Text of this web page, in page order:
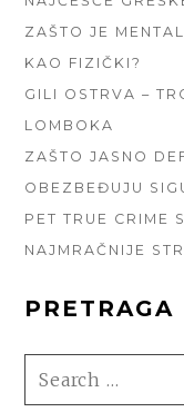
ZAŠTO JE
KAO FIZIČKI?
GILI OSTRVA –
LOMBOKA
ZAŠTO JASNO
OBEZBEĐUJU
PET TRUE CRIME
NAJMRAČNIJE
PRETRAGA
SEARCH
FOR: